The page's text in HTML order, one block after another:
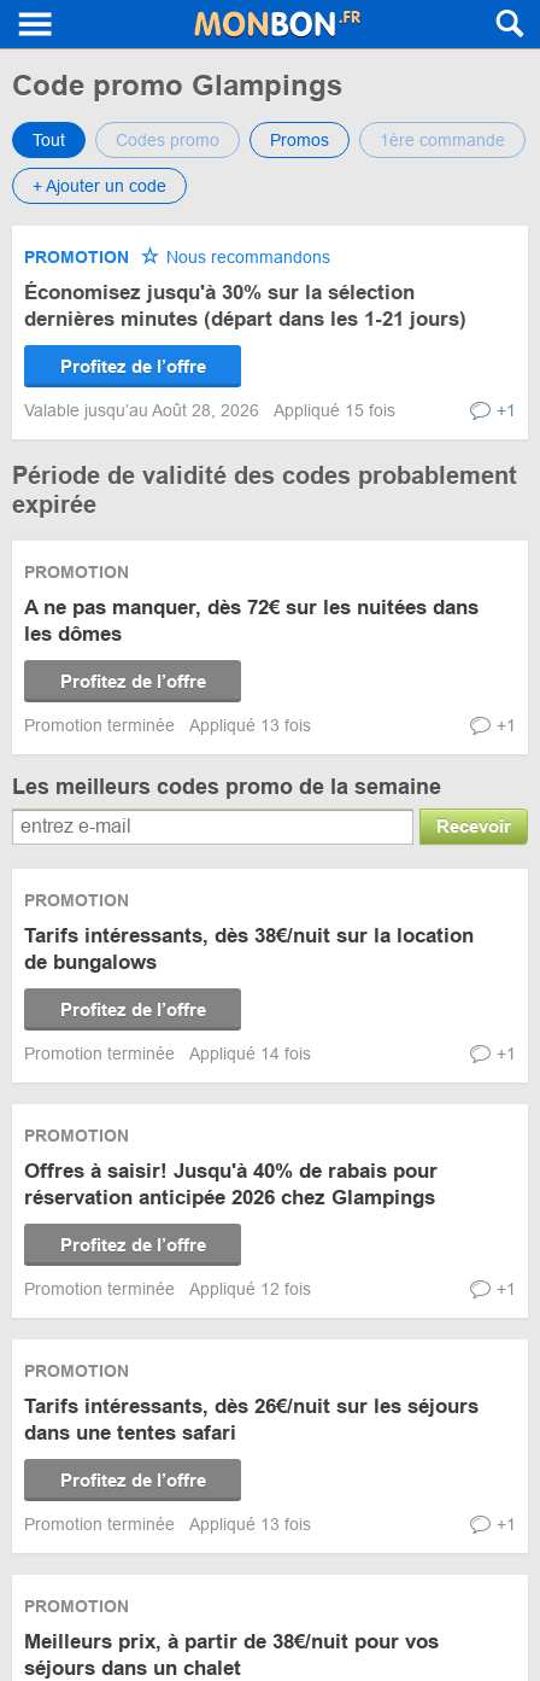
Code promo Glampings
Tout Codes promo Promos 1ère commande
+ Ajouter un code
PROMOTION Nous recommandons
Économisez jusqu'à 30% sur la sélection
dernières minutes (départ dans les 1-21 jours)
Profitez de l’offre
Valable jusqu’au Août 28, 2026 Appliqué 15 fois +1
Période de validité des codes probablement
expirée
PROMOTION
A ne pas manquer, dès 72€ sur les nuitées dans
les dômes
Profitez de l’offre
Promotion terminée Appliqué 13 fois +1
Les meilleurs codes promo de la semaine
Recevoir
PROMOTION
Tarifs intéressants, dès 38€/nuit sur la location
de bungalows
Profitez de l’offre
Promotion terminée Appliqué 14 fois +1
PROMOTION
Offres à saisir! Jusqu'à 40% de rabais pour
réservation anticipée 2026 chez Glampings
Profitez de l’offre
Promotion terminée Appliqué 12 fois +1
PROMOTION
Tarifs intéressants, dès 26€/nuit sur les séjours
dans une tentes safari
Profitez de l’offre
Promotion terminée Appliqué 13 fois +1
PROMOTION
Meilleurs prix, à partir de 38€/nuit pour vos
séjours dans un chalet